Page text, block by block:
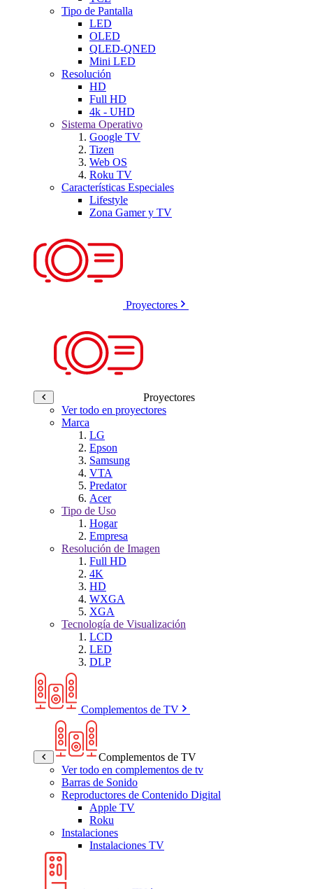
Tipo de Pantalla
LED
OLED
QLED-QNED
Mini LED
Resolución
HD
Full HD
4k - UHD
Sistema Operativo
Google TV
Tizen
Web OS
Roku TV
Características Especiales
Lifestyle
Zona Gamer y TV
Proyectores
Proyectores
Ver todo en proyectores
Marca
LG
Epson
Samsung
VTA
Predator
Acer
Tipo de Uso
Hogar
Empresa
Resolución de Imagen
Full HD
4K
HD
WXGA
XGA
Tecnología de Visualización
LCD
LED
DLP
Complementos de TV
Complementos de TV
Ver todo en complementos de tv
Barras de Sonido
Reproductores de Contenido Digital
Apple TV
Roku
Instalaciones
Instalaciones TV